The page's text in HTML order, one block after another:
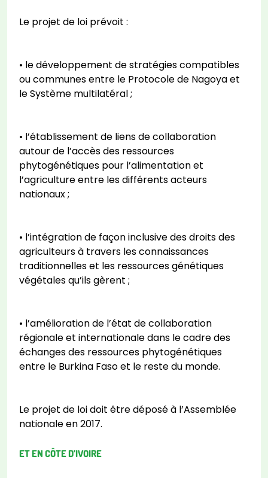
Le projet de loi prévoit :
• le développement de stratégies compatibles
ou communes entre le Protocole de Nagoya et
le Système multilatéral ;
• l’établissement de liens de collaboration
autour de l’accès des ressources
phytogénétiques pour l’alimentation et
l’agriculture entre les différents acteurs
nationaux ;
• l’intégration de façon inclusive des droits des
agriculteurs à travers les connaissances
traditionnelles et les ressources génétiques
végétales qu’ils gèrent ;
• l’amélioration de l’état de collaboration
régionale et internationale dans le cadre des
échanges des ressources phytogénétiques
entre le Burkina Faso et le reste du monde.
Le projet de loi doit être déposé à l’Assemblée
nationale en 2017.
ET EN CÔTE D’IVOIRE